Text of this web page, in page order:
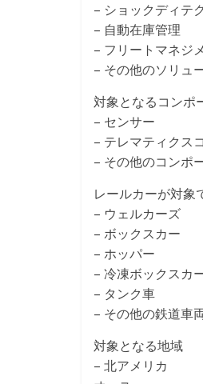
– ショックディテ
– 自動在庫管理
– フリートマネジ
– その他のソリュ
対象となるコンポ
– センサー
– テレマティクス
– その他のコンポ
レールカーが対象
– ウェルカーズ
– ボックスカー
– ホッパー
– 冷凍ボックスカ
– タンク車
– その他の鉄道車
対象となる地域
– 北アメリカ